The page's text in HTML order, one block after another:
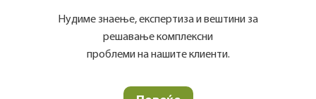
Нудиме знаење, експертиза и вештини за
решавање комплексни
проблеми на нашите клиенти.